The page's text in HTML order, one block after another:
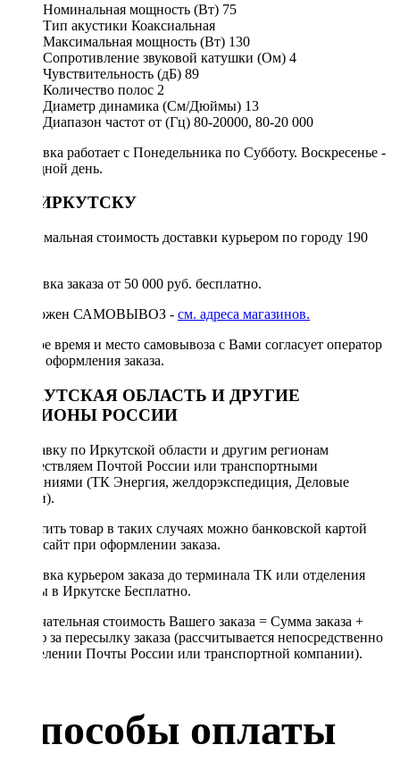
Номинальная мощность (Вт) 75
Тип акустики Коаксиальная
Максимальная мощность (Вт) 130
Сопротивление звуковой катушки (Ом) 4
Чувствительность (дБ) 89
Количество полос 2
Диаметр динамика (См/Дюймы) 13
Диапазон частот от (Гц) 80-20000, 80-20 000
Доставка работает с Понедельника по Субботу. Воскресенье -
выходной день.
ПО ИРКУТСКУ
Минимальная стоимость доставки курьером по городу 190
Доставка заказа от 50 000 руб. бесплатно.
Возможен САМОВЫВОЗ - см. адреса магазинов.
Точное время и место самовывоза с Вами согласует оператор
после оформления заказа.
ИРКУТСКАЯ ОБЛАСТЬ И ДРУГИЕ
РЕГИОНЫ РОССИИ
Отправку по Иркутской области и другим регионам
осуществляем Почтой России или транспортными
компаниями (ТК Энергия, желдорэкспедиция, Деловые
линии).
Оплатить товар в таких случаях можно банковской картой
через сайт при оформлении заказа.
Доставка курьером заказа до терминала ТК или отделения
Почты в Иркутске Бесплатно.
Окончательная стоимость Вашего заказа = Сумма заказа +
Тариф за пересылку заказа (рассчитывается непосредственно
в отделении Почты России или транспортной компании).
Способы оплаты